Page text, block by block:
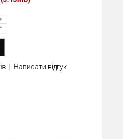
Написати відгук